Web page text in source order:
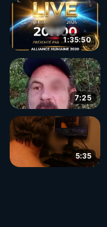
1:35:50
7:25
5:35